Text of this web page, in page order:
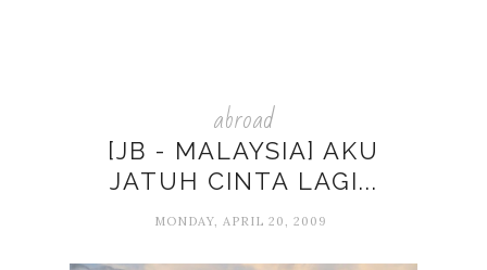
abroad
[JB - MALAYSIA] AKU
JATUH CINTA LAGI...
MONDAY, APRIL 20, 2009